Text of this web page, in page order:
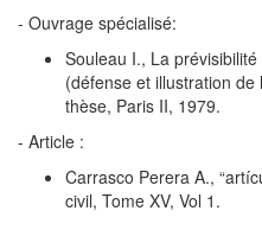
- Ouvrage spécialisé:
Souleau I., La
(défense et illustration
thèse, Paris II, 1979.
- Article :
Carrasco Perera A.,
civil, Tome XV, Vol 1.